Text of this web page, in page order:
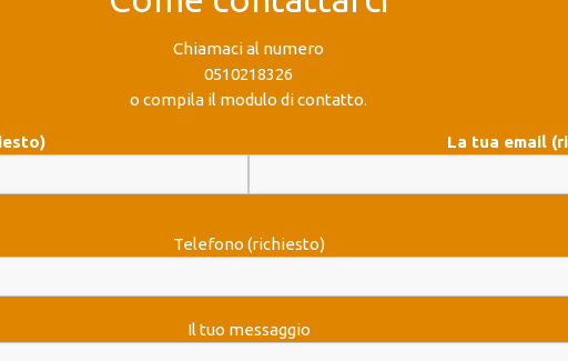
Chiamaci al numero
0510218326
o compila il modulo di contatto.
La tua email
Telefono (richiesto)
Il tuo messaggio